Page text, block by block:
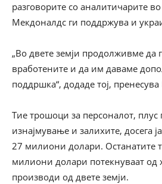
разговорите со аналитичарите
Мекдоналдс ги поддржува и
„Во двете земји продолживме да
вработените и да им даваме
поддршка“, додаде тој,
Тие трошоци за персоналот, плус
изнајмување и залихите, досега
27 милиони долари. Останатите
милиони долари потекнуваат од
производи од двете земји.